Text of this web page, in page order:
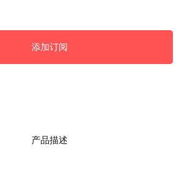
添加订阅
产品描述